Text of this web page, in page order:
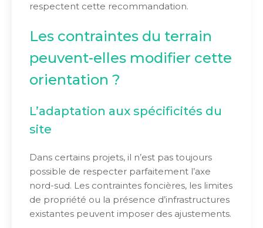
respectent cette recommandation.
Les contraintes du terrain
peuvent-elles modifier cette
orientation ?
L’adaptation aux spécificités du
site
Dans certains projets, il n’est pas toujours
possible de respecter parfaitement l’axe
nord-sud. Les contraintes foncières, les limites
de propriété ou la présence d’infrastructures
existantes peuvent imposer des ajustements.